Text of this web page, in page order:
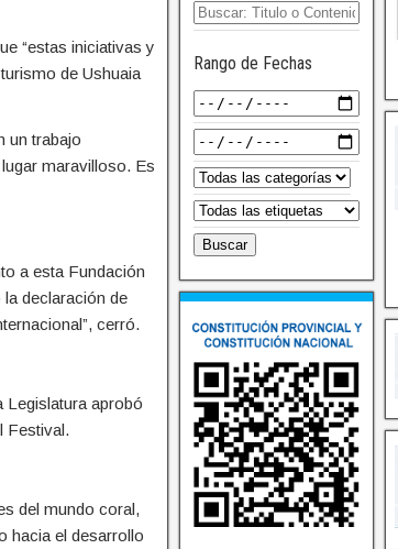
“estas iniciativas y
de Ushuaia
un trabajo
maravilloso. Es
a esta Fundación
la declaración de
cerró.
Legislatura aprobó
Festival.
del mundo coral,
hacia el desarrollo
Rango de Fechas